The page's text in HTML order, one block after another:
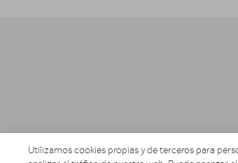
Utilizamos cookies propias y de terceros para